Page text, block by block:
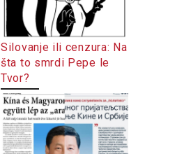
Silovanje ili cenzura: Na
šta to smrdi Pepe le
Tvor?